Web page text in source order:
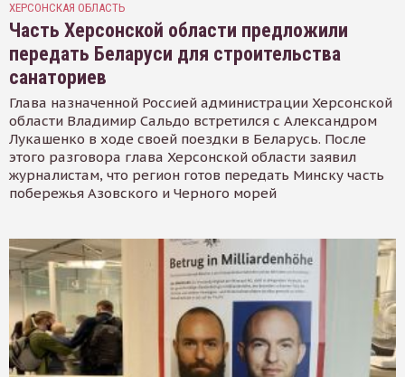
ХЕРСОНСКАЯ ОБЛАСТЬ
Часть Херсонской области предложили
передать Беларуси для строительства
санаториев
Глава назначенной Россией администрации Херсонской
области Владимир Сальдо встретился с Александром
Лукашенко в ходе своей поездки в Беларусь. После
этого разговора глава Херсонской области заявил
журналистам, что регион готов передать Минску часть
побережья Азовского и Черного морей